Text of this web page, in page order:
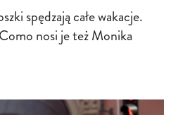
spędzają całe wakacje.
nosi je też Monika